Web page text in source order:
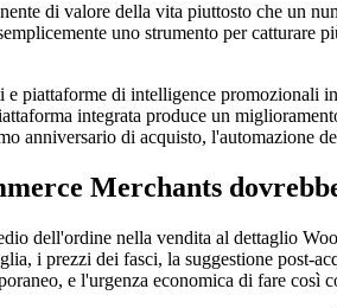
di valore della vita piuttosto che un
uno strumento per catturare
e piattaforme di intelligence promozionali
integrata produce un
anniversario di acquisto, l'automazione
Merchants
dell'ordine nella vendita al dettaglio
i prezzi dei fasci, la suggestione post-
e l'urgenza economica di fare così